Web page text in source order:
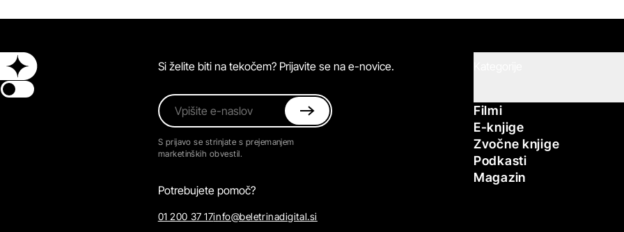
Switch theme
Filmi
E-knjige
Zvočne knjige
Podkasti
Magazin
Si želite biti na tekočem? Prijavite se na e-novice.
Vpišite e-naslov
S prijavo se strinjate s prejemanjem
marketinških obvestil.
Potrebujete pomoč?
01 200 37 17info@beletrinadigital.si